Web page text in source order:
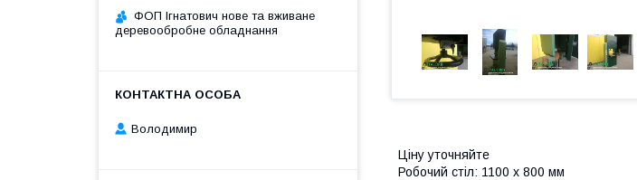
Ціну уточняйте
Робочий стіл: 1100 х 800 мм
ФОП Ігнатович нове та вживане
деревообробне обладнання
Володимир